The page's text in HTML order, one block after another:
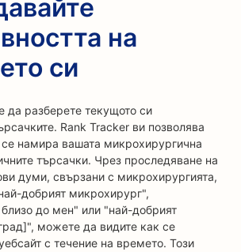
на
си
да разберете текущото си
Rank Tracker ви позволява
намира вашата микрохирургична
търсачки. Чрез проследяване на
думи, свързани с микрохирургията,
добрият микрохирург",
до мен" или "най-добрият
можете да видите как се
с течение на времето. Този